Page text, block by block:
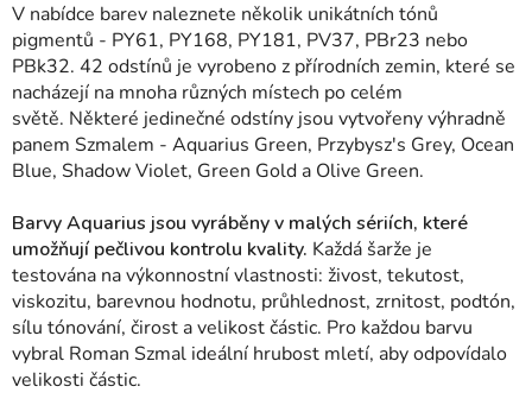
V nabídce barev naleznete několik unikátních tónů
pigmentů - PY61, PY168, PY181, PV37, PBr23 nebo
PBk32. 42 odstínů je vyrobeno z přírodních zemin, které se
nacházejí na mnoha různých místech po celém
světě. Některé jedinečné odstíny jsou vytvořeny výhradně
panem Szmalem - Aquarius Green, Przybysz's Grey, Ocean
Blue, Shadow Violet, Green Gold a Olive Green.
Barvy Aquarius jsou vyráběny v malých sériích, které
umožňují pečlivou kontrolu kvality. Každá šarže je
testována na výkonnostní vlastnosti: živost, tekutost,
viskozitu, barevnou hodnotu, průhlednost, zrnitost, podtón,
sílu tónování, čirost a velikost částic. Pro každou barvu
vybral Roman Szmal ideální hrubost mletí, aby odpovídalo
velikosti částic.